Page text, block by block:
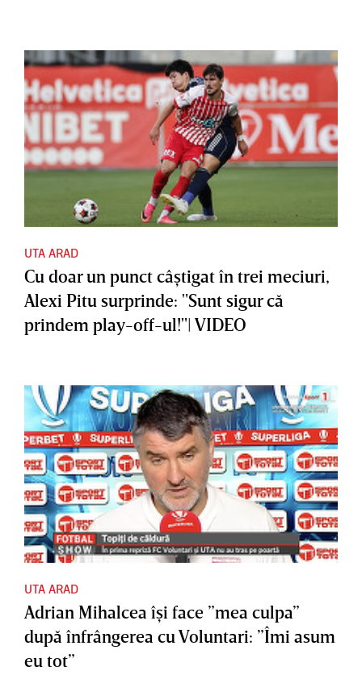
UTA ARAD
Cu doar un punct câştigat în trei meciuri,
Alexi Pitu surprinde: "Sunt sigur că
prindem play-off-ul!"| VIDEO
UTA ARAD
Adrian Mihalcea îşi face ”mea culpa”
după înfrângerea cu Voluntari: ”Îmi asum
eu tot”